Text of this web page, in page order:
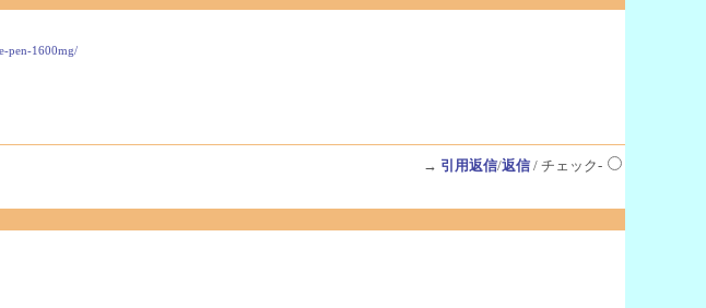
pen-1600mg/
→ 引用返信/返信/ チェック-